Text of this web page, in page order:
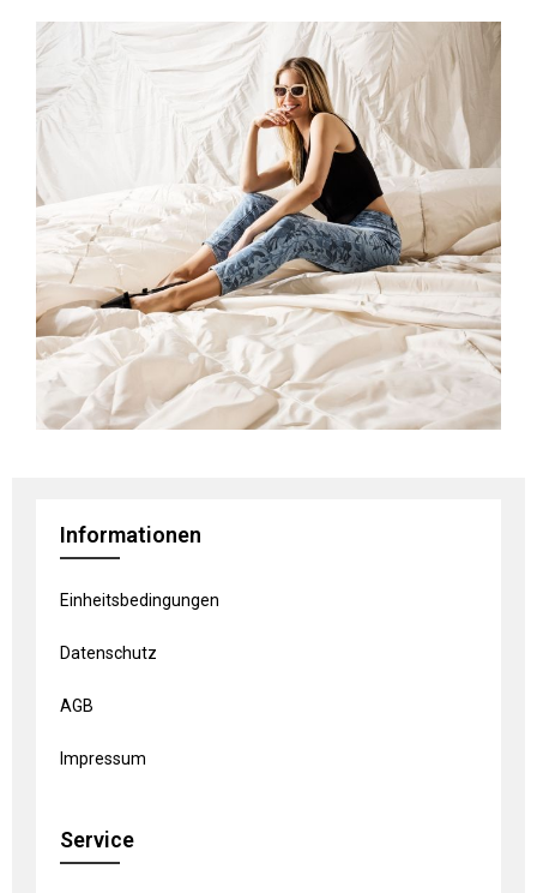
Informationen
Einheitsbedingungen
Datenschutz
AGB
Impressum
Service